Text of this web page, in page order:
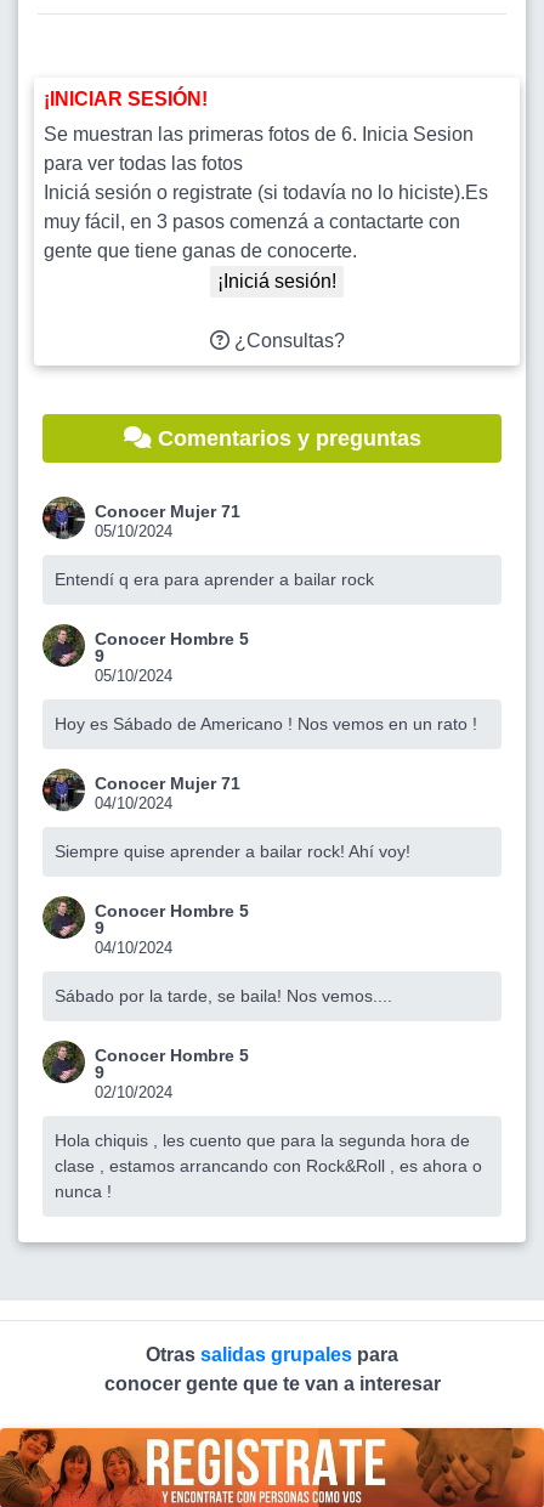
¡INICIAR SESIÓN!
Se muestran las primeras fotos de 6. Inicia Sesion
para ver todas las fotos
Iniciá sesión o registrate (si todavía no lo hiciste).Es
muy fácil, en 3 pasos comenzá a contactarte con
gente que tiene ganas de conocerte.
¡Iniciá sesión!
¿Consultas?
Comentarios y preguntas
Conocer Mujer 71
05/10/2024
Entendí q era para aprender a bailar rock
Conocer Hombre 5
9
05/10/2024
Hoy es Sábado de Americano ! Nos vemos en un rato !
Conocer Mujer 71
04/10/2024
Siempre quise aprender a bailar rock! Ahí voy!
Conocer Hombre 5
9
04/10/2024
Sábado por la tarde, se baila! Nos vemos....
Conocer Hombre 5
9
02/10/2024
Hola chiquis , les cuento que para la segunda hora de
clase , estamos arrancando con Rock&Roll , es ahora o
nunca !
Otras salidas grupales para
conocer gente que te van a interesar